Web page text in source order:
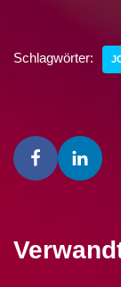
Schlagwörter: